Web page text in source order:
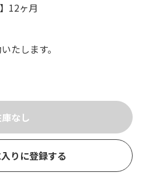
12ヶ月
たします。
りに登録する